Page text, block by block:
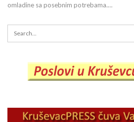
omladine sa posebnim potrebama.…